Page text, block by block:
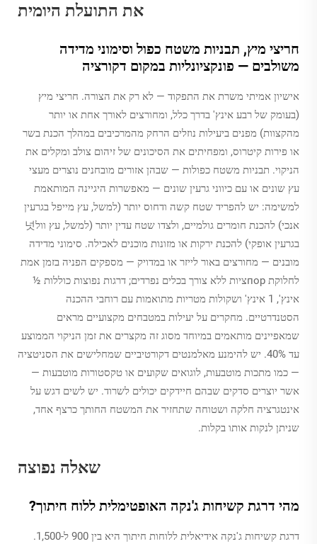
את התועלת היומית
חריצי מיץ, תבניות משטח כפול וסימוני מדידה
משולבים — פונקציונליות במקום דקורציה
אישיון אמיתי משרת את התפקוד — לא רק את הצורה. חריצי מיץ
(בעומק של רבע אינץ' בדרך כלל, ומחורצים לאורך אחת או יותר
מהקצוות) מפנים ביעילות נוזלים הרחק מהמרכיבים במהלך הכנת בשר
או פירות קיטרוס, ומפחיתים את הסיכונים של זיהום צולב ומקלים את
הניקוי. תבניות משטח כפולות — שבהן אזורים מובחנים נוצרים מעצי
עץ שונים או עם כיווני גרעין שונים — מאפשרות היגיינה המותאמת
למשימה: יש להפריד שטח קשה ודחוס יותר (למשל, עץ מייפל בגרעין
אנכי) להכנת חומרים גולמיים, ולצדו שטח עדין יותר (למשל, עץ וול넛
בגרעין אופקי) להכנת ירקות או מזונות מוכנים לאכילה. סימוני מדידה
מובנים — מחורצים באור לייזר או במדויק — מספקים הפניה בזמן אמת
לחלוקת порציות ללא צורך בכלים נפרדים; דרגות נפוצות כוללות ½
אינץ', 1 אינץ' ושקולות מטריות מתואמות עם רוחבי ההכנה
הסטנדרטיים. מחקרים על יעילות במטבחים מקצועיים מראים
שמאפיינים מותאמים במיוחד מסוג זה מקצרים את זמן הניקוי הממוצע
עד 40%. יש להימנע מאלמנטים דקורטיביים שמחלישים את הסניטציה
— כמו מתכות מוטבעות, לוגואים שקועים או טקסטורות מוטבעות —
אשר יוצרים סדקים שבהם חיידקים יכולים לשרוד. יש לשים דגש על
אינטגרציה חלקה ושטוחה שתחזיר את המשטח החותך כרצף אחד,
שניתן לנקות אותו בקלות.
שאלה נפוצה
מהי דרגת קשיחות ג'נקה האופטימלית ללוח חיתוך?
דרגת קשיחות ג'נקה אידיאלית ללוחות חיתוך היא בין 900 ל-1,500.